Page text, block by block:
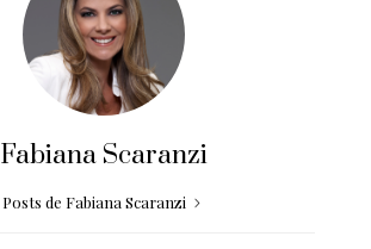
Fabiana Scaranzi
Posts de Fabiana Scaranzi